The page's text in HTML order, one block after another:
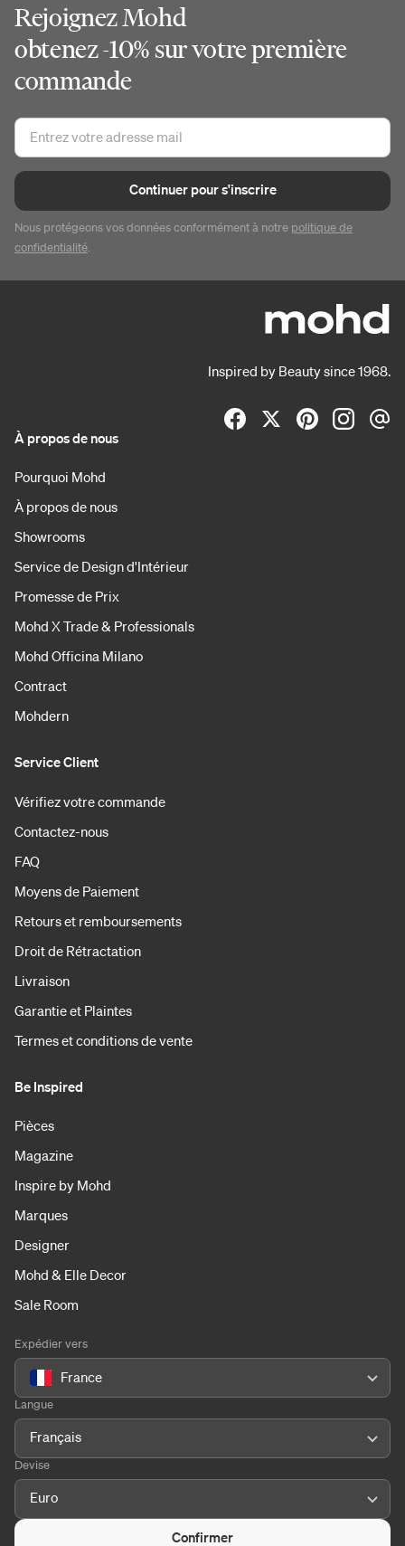
Rejoignez Mohd
obtenez -10% sur votre première
commande
Continuer pour s'inscrire
Nous protégeons vos données conformément à notre politique de
confidentialité.
Inspired by Beauty since 1968.
À propos de nous
Pourquoi Mohd
À propos de nous
Showrooms
Service de Design d'Intérieur
Promesse de Prix
Mohd X Trade & Professionals
Mohd Officina Milano
Contract
Mohdern
Service Client
Vérifiez votre commande
Contactez-nous
FAQ
Moyens de Paiement
Retours et remboursements
Droit de Rétractation
Livraison
Garantie et Plaintes
Termes et conditions de vente
Be Inspired
Pièces
Magazine
Inspire by Mohd
Marques
Designer
Mohd & Elle Decor
Sale Room
Expédier vers
France
Langue
Français
Devise
Euro
Confirmer